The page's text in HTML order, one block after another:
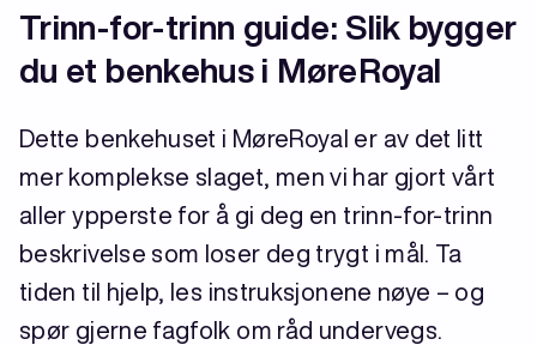
Trinn-for-trinn guide: Slik bygger
du et benkehus i MøreRoyal
Dette benkehuset i MøreRoyal er av det litt
mer komplekse slaget, men vi har gjort vårt
aller ypperste for å gi deg en trinn-for-trinn
beskrivelse som loser deg trygt i mål. Ta
tiden til hjelp, les instruksjonene nøye – og
spør gjerne fagfolk om råd undervegs.